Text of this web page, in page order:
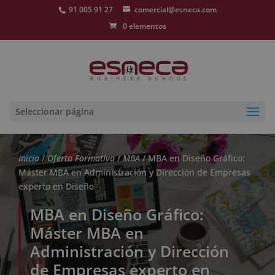
91 005 91 27
comercial@esneca.com
0 elementos
Seleccionar página
Inicio/Oferta Formativa/MBA/ MBA en Diseño Gráfico:
Máster MBA en Administración y Dirección de Empresas
experto en Diseño
MBA en Diseño Gráfico:
Máster MBA en
Administración y Dirección
de Empresas experto en